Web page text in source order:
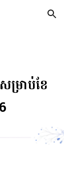
to navigation
រាប់ខែ